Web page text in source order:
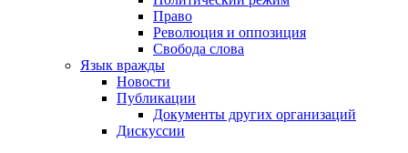
Право
Революция и оппозиция
Свобода слова
Язык вражды
Новости
Публикации
Документы других организаций
Дискуссии